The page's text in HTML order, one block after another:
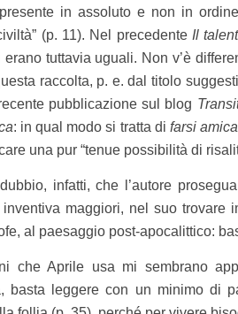
in assoluto e non in
(p. 11). Nel precedente Il
tuttavia uguali. Non v’è
raccolta, p. e. dal titolo
pubblicazione sul blog
: in qual modo si tratta di farsi
una pur “tenue possibilità di
infatti, che l’autore
inventiva maggiori, nel suo trovare
al paesaggio post-apocalittico:
che Aprile usa mi sembrano
basta leggere con un minimo di